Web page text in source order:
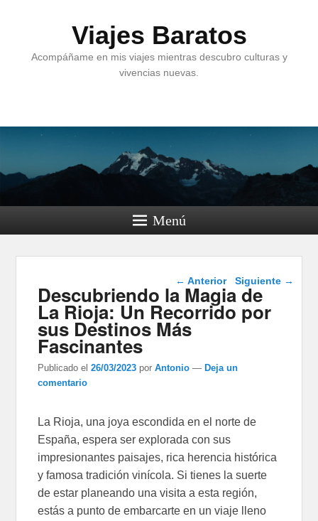
Viajes Baratos
Acompáñame en mis viajes mientras descubro culturas y
vivencias nuevas.
Menú
Navegación de
entradas
← Anterior Siguiente →
Descubriendo la Magia de
La Rioja: Un Recorrido por
sus Destinos Más
Fascinantes
Publicado el 26/03/2023 porAntonio —Deja un
comentario
La Rioja, una joya escondida en el norte de
España, espera ser explorada con sus
impresionantes paisajes, rica herencia histórica
y famosa tradición vinícola. Si tienes la suerte
de estar planeando una visita a esta región,
estás a punto de embarcarte en un viaje lleno